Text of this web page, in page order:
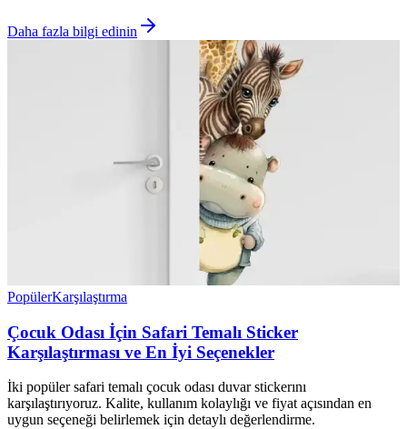
Daha fazla bilgi edinin
PopülerKarşılaştırma
Çocuk Odası İçin Safari Temalı Sticker
Karşılaştırması ve En İyi Seçenekler
İki popüler safari temalı çocuk odası duvar stickerını
karşılaştırıyoruz. Kalite, kullanım kolaylığı ve fiyat açısından en
uygun seçeneği belirlemek için detaylı değerlendirme.